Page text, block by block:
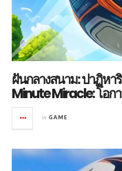
ฝันกลางสนาม: ปาฏิห
Minute Miracle: โอก
in GAME